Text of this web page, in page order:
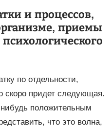
и процессов,
приемы
по отдельности,
скоро придет следующая.
положительным
что это волна,